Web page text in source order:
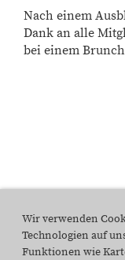
Wir verwenden
Technologien auf
Funktionen wie
Nach einem
Dank an alle
bei einem